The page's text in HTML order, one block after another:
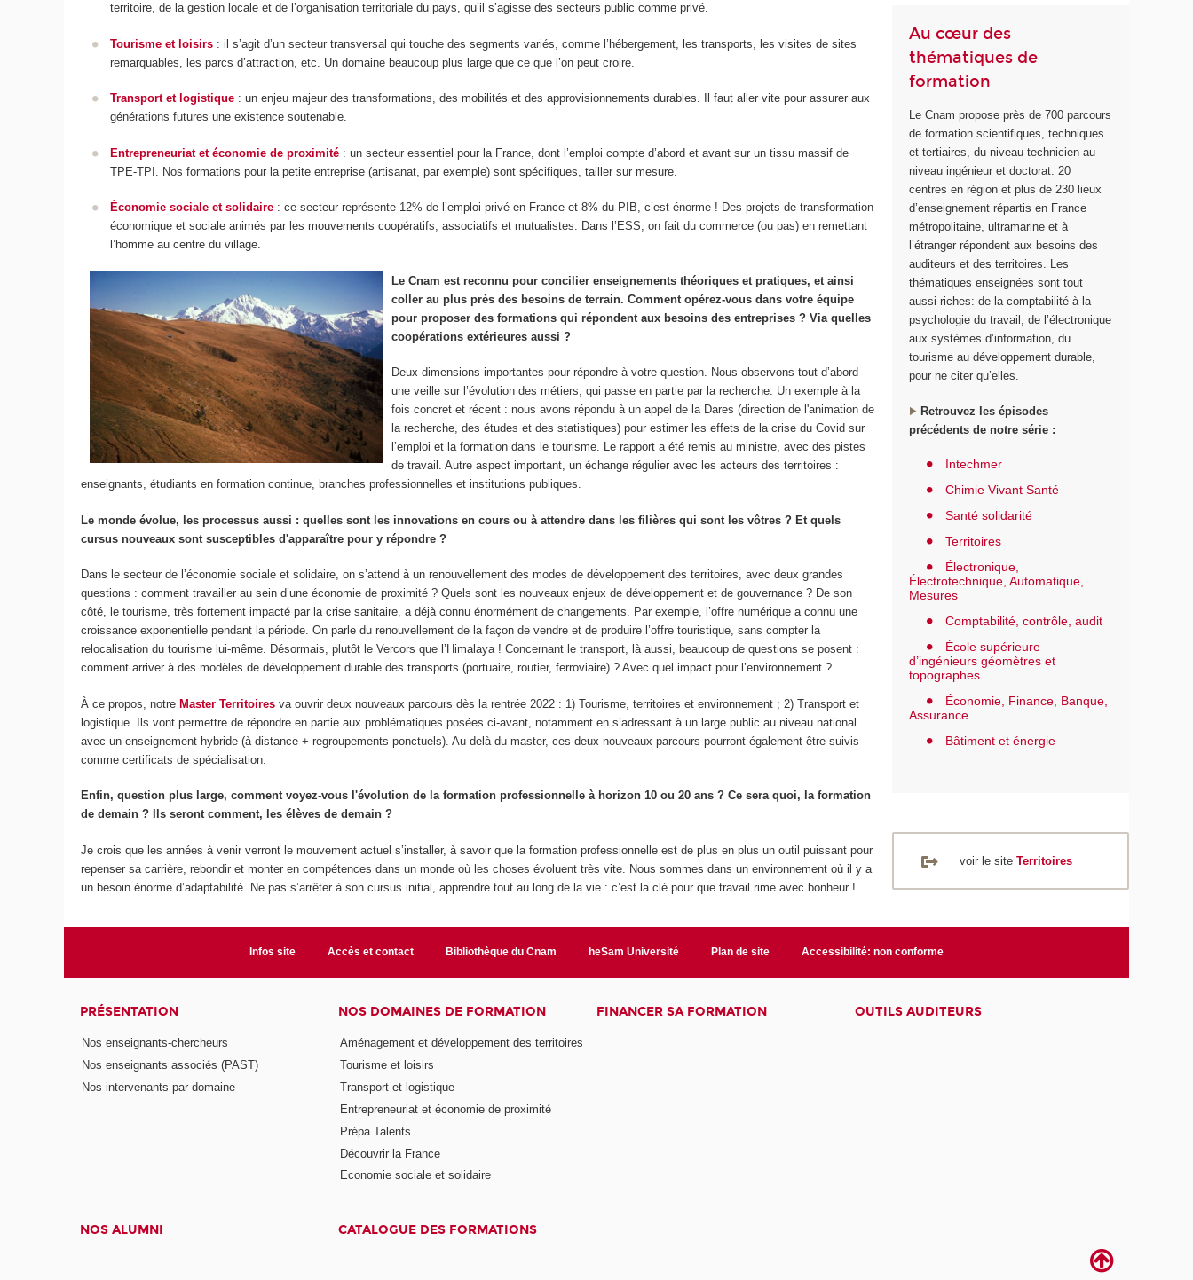
territoire, de la gestion locale et de l’organisation territoriale du pays, qu’il s’agisse des secteurs public comme privé.
Tourisme et loisirs: il s’agit d’un secteur transversal qui touche des segments variés, comme l’hébergement, les transports, les visites de sites
remarquables, les parcs d’attraction, etc. Un domaine beaucoup plus large que ce que l’on peut croire.
Transport et logistique: un enjeu majeur des transformations, des mobilités et des approvisionnements durables. Il faut aller vite pour assurer aux
générations futures une existence soutenable.
Entrepreneuriat et économie de proximité: un secteur essentiel pour la France, dont l’emploi compte d’abord et avant sur un tissu massif de
TPE-TPI. Nos formations pour la petite entreprise (artisanat, par exemple) sont spécifiques, tailler sur mesure.
Économie sociale et solidaire: ce secteur représente 12% de l’emploi privé en France et 8% du PIB, c’est énorme ! Des projets de transformation
économique et sociale animés par les mouvements coopératifs, associatifs et mutualistes. Dans l’ESS, on fait du commerce (ou pas) en remettant
l’homme au centre du village.
Le Cnam est reconnu pour concilier enseignements théoriques et pratiques, et ainsi
coller au plus près des besoins de terrain. Comment opérez-vous dans votre équipe
pour proposer des formations qui répondent aux besoins des entreprises ? Via quelles
coopérations extérieures aussi ?
Deux dimensions importantes pour répondre à votre question. Nous observons tout d’abord
une veille sur l’évolution des métiers, qui passe en partie par la recherche. Un exemple à la
fois concret et récent : nous avons répondu à un appel de la Dares (direction de l'animation de
la recherche, des études et des statistiques) pour estimer les effets de la crise du Covid sur
l’emploi et la formation dans le tourisme. Le rapport a été remis au ministre, avec des pistes
de travail. Autre aspect important, un échange régulier avec les acteurs des territoires :
enseignants, étudiants en formation continue, branches professionnelles et institutions publiques.
Le monde évolue, les processus aussi : quelles sont les innovations en cours ou à attendre dans les filières qui sont les vôtres ? Et quels
cursus nouveaux sont susceptibles d'apparaître pour y répondre ?
Dans le secteur de l’économie sociale et solidaire, on s’attend à un renouvellement des modes de développement des territoires, avec deux grandes
questions : comment travailler au sein d’une économie de proximité ? Quels sont les nouveaux enjeux de développement et de gouvernance ? De son
côté, le tourisme, très fortement impacté par la crise sanitaire, a déjà connu énormément de changements. Par exemple, l’offre numérique a connu une
croissance exponentielle pendant la période. On parle du renouvellement de la façon de vendre et de produire l’offre touristique, sans compter la
relocalisation du tourisme lui-même. Désormais, plutôt le Vercors que l’Himalaya ! Concernant le transport, là aussi, beaucoup de questions se posent :
comment arriver à des modèles de développement durable des transports (portuaire, routier, ferroviaire) ? Avec quel impact pour l’environnement ?
À ce propos, notre Master Territoires va ouvrir deux nouveaux parcours dès la rentrée 2022 : 1) Tourisme, territoires et environnement ; 2) Transport et
logistique. Ils vont permettre de répondre en partie aux problématiques posées ci-avant, notamment en s’adressant à un large public au niveau national
avec un enseignement hybride (à distance + regroupements ponctuels). Au-delà du master, ces deux nouveaux parcours pourront également être suivis
comme certificats de spécialisation.
Enfin, question plus large, comment voyez-vous l'évolution de la formation professionnelle à horizon 10 ou 20 ans ? Ce sera quoi, la formation
de demain ? Ils seront comment, les élèves de demain ?
Je crois que les années à venir verront le mouvement actuel s’installer, à savoir que la formation professionnelle est de plus en plus un outil puissant pour
repenser sa carrière, rebondir et monter en compétences dans un monde où les choses évoluent très vite. Nous sommes dans un environnement où il y a
un besoin énorme d’adaptabilité. Ne pas s’arrêter à son cursus initial, apprendre tout au long de la vie : c’est la clé pour que travail rime avec bonheur !
Au cœur des
thématiques de
formation
Le Cnam propose près de 700 parcours
de formation scientifiques, techniques
et tertiaires, du niveau technicien au
niveau ingénieur et doctorat. 20
centres en région et plus de 230 lieux
d’enseignement répartis en France
métropolitaine, ultramarine et à
l’étranger répondent aux besoins des
auditeurs et des territoires. Les
thématiques enseignées sont tout
aussi riches: de la comptabilité à la
psychologie du travail, de l’électronique
aux systèmes d’information, du
tourisme au développement durable,
pour ne citer qu’elles.
Retrouvez les épisodes
précédents de notre série :
Intechmer
Chimie Vivant Santé
Santé solidarité
Territoires
Électronique,
Électrotechnique, Automatique,
Mesures
Comptabilité, contrôle, audit
École supérieure
d’ingénieurs géomètres et
topographes
Économie, Finance, Banque,
Assurance
Bâtiment et énergie
voir le site Territoires
Infos site Accès et contact Bibliothèque du Cnam heSam Université Plan de site Accessibilité: non conforme
PRÉSENTATION
Nos enseignants-chercheurs
Nos enseignants associés (PAST)
Nos intervenants par domaine
NOS DOMAINES DE FORMATION
Aménagement et développement des territoires
Tourisme et loisirs
Transport et logistique
Entrepreneuriat et économie de proximité
Prépa Talents
Découvrir la France
Economie sociale et solidaire
FINANCER SA FORMATION OUTILS AUDITEURS
NOS ALUMNI CATALOGUE DES FORMATIONS